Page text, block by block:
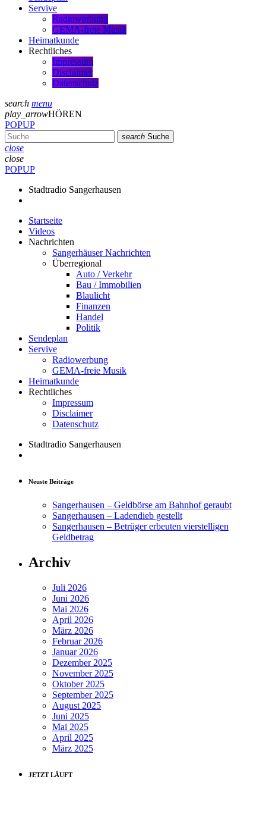
Servive
Radiowerbung
GEMA-freie Musik
Heimatkunde
Rechtliches
Impressum
Disclaimer
Datenschutz
search menu
play_arrowHÖREN
POPUP
search Suche
close
close
POPUP
Stadtradio Sangerhausen
Startseite
Videos
Nachrichten
Sangerhäuser Nachrichten
Überregional
Auto / Verkehr
Bau / Immobilien
Blaulicht
Finanzen
Handel
Politik
Sendeplan
Servive
Radiowerbung
GEMA-freie Musik
Heimatkunde
Rechtliches
Impressum
Disclaimer
Datenschutz
Stadtradio Sangerhausen
Neuste Beiträge
Sangerhausen – Geldbörse am Bahnhof geraubt
Sangerhausen – Ladendieb gestellt
Sangerhausen – Betrüger erbeuten vierstelligen
Geldbetrag
Archiv
Juli 2026
Juni 2026
Mai 2026
April 2026
März 2026
Februar 2026
Januar 2026
Dezember 2025
November 2025
Oktober 2025
September 2025
August 2025
Juni 2025
Mai 2025
April 2025
März 2025
JETZT LÄUFT